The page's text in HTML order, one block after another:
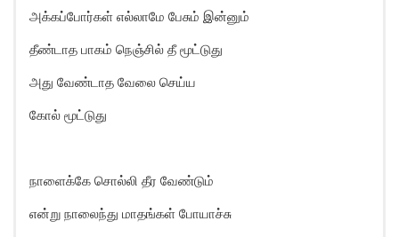
அக்கப்போர்கள் எல்லாமே பேசும் இன்னும்
தீண்டாத பாகம் நெஞ்சில் தீ மூட்டுது
அது வேண்டாத வேலை செய்ய
கோல் மூட்டுது
நாளைக்கே சொல்லி தீர வேண்டும்
என்று நாலைந்து மாதங்கள் போயாச்சு